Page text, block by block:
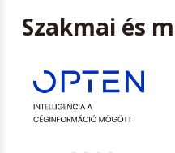
Szakmai és